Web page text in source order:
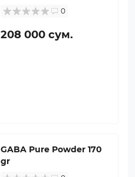
0
208 000 сум.
GABA Pure Powder 170
gr